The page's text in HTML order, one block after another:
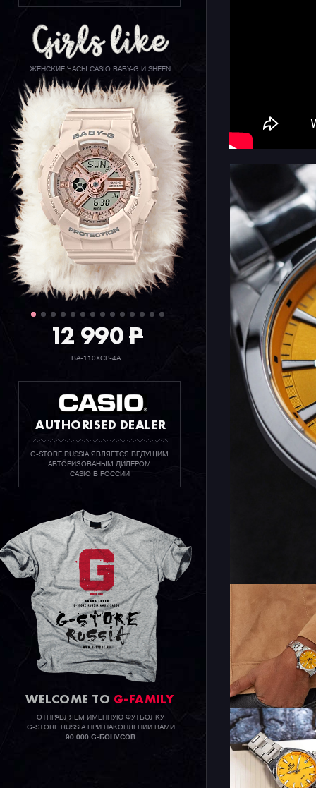
ЖЕНСКИЕ ЧАСЫ CASIO BABY-G И SHEEN
12 990P
BA-110XCP-4A
AUTHORISED DEALER
G-STORE RUSSIA ЯВЛЯЕТСЯ ВЕДУЩИМ
АВТОРИЗОВАНЫМ ДИЛЕРОМ
CASIO В РОССИИ
WELCOME TO G-FAMILY
ОТПРАВЛЯЕМ ИМЕННУЮ ФУТБОЛКУ
G-STORE RUSSIA ПРИ НАКОПЛЕНИИ ВАМИ
90 000 G-БОНУСОВ